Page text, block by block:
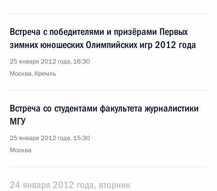
Встреча с победителями и призёрами Первых
зимних юношеских Олимпийских игр 2012 года
25 января 2012 года, 16:30
Москва, Кремль
Встреча со студентами факультета журналистики
МГУ
25 января 2012 года, 15:30
Москва
24 января 2012 года, вторник